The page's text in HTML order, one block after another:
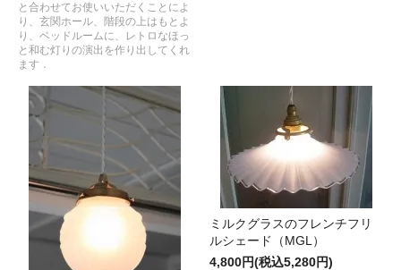
と合わせてお使いいただくことによ
り、玄関ホール、階段の上はもとよ
り、ベッドルームに、レトロなほっ
と和む灯りの演出を作り出してくれ
ます．
ミルクグラスのフレンチフリ
ルシェード（MGL）
4,800円(税込5,280円)